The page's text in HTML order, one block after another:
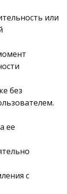
или
без
ее
с